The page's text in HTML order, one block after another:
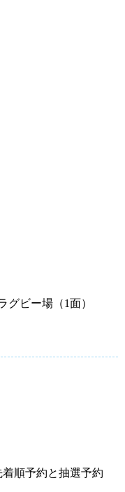
グビー場（1面）
順予約と抽選予約